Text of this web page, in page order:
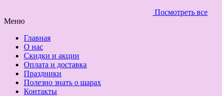
Посмотреть все
Меню
Главная
О нас
Скидки и акции
Оплата и доставка
Праздники
Полезно знать о шарах
Контакты